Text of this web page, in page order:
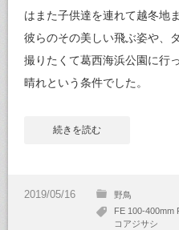
はまた子供達を連れて越冬地
彼らのその美しい飛ぶ姿や、
撮りたくて葛西海浜公園に行
晴れという条件でした。
続きを読む
野鳥
FE 100-400mm
コアジサシ